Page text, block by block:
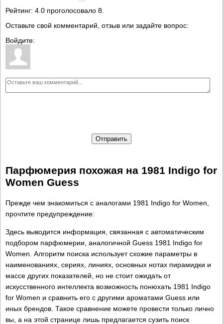
Рейтинг: 4.0 проголосовало 8
Оставьте свой комментарий, отзыв или задайте вопрос:
Войдите:
Отправить
Парфюмерия похожая на 1981 Indigo for
Women Guess
Прежде чем знакомиться с аналогами 1981 Indigo for Women,
прочтите предупреждение:
Здесь выводится информация, связанная с автоматическим
подбором парфюмерии, аналогичной Guess 1981 Indigo for
Women. Алгоритм поиска использует схожие параметры в
наименованиях, сериях, линиях, основных нотах пирамидки и
массе других показателей, но не стоит ожидать от
искусственного интеллекта возможность понюхать 1981 Indigo
for Women и сравнить его с другими ароматами Guess или
иных брендов. Такое сравнение можете провести только лично
вы, а на этой странице лишь предлагается сузить поиск